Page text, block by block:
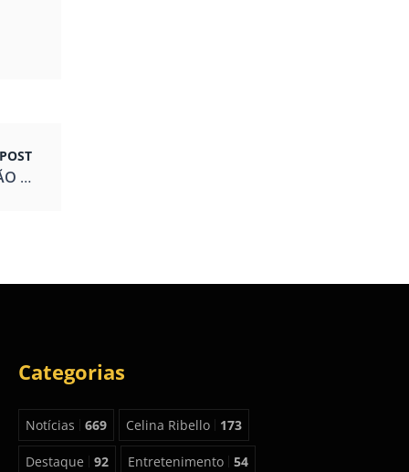
Categorias
Notícias 669 Celina Ribello 173
Destaque 92 Entretenimento 54